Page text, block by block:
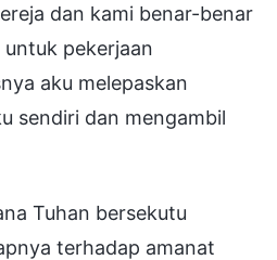
dan kami benar-benar
pekerjaan
aku melepaskan
sendiri dan mengambil
Tuhan bersekutu
terhadap amanat